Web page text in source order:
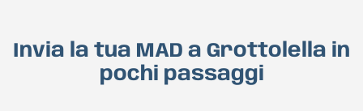
Invia la tua MAD a Grottolella in
pochi passaggi